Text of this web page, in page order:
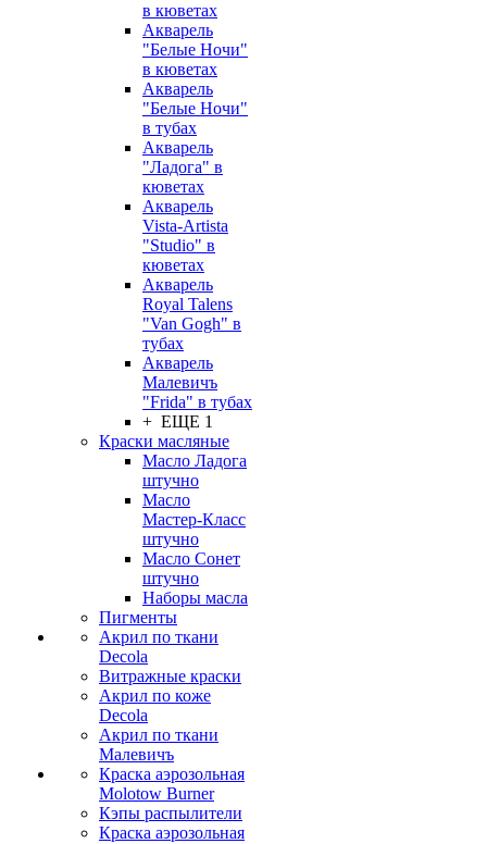
в кюветах
Акварель
"Белые Ночи"
в кюветах
Акварель
"Белые Ночи"
в тубах
Акварель
"Ладога" в
кюветах
Акварель
Vista-Artista
"Studio" в
кюветах
Акварель
Royal Talens
"Van Gogh" в
тубах
Акварель
Малевичъ
"Frida" в тубах
+ ЕЩЕ 1
Краски масляные
Масло Ладога
штучно
Масло
Мастер-Класс
штучно
Масло Сонет
штучно
Наборы масла
Пигменты
Акрил по ткани
Decola
Витражные краски
Акрил по коже
Decola
Акрил по ткани
Малевичъ
Краска аэрозольная
Molotow Burner
Кэпы распылители
Краска аэрозольная